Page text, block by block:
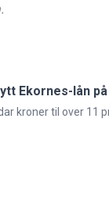
Ekornes-lån
kroner til over 11